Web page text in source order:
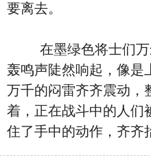
要离去。
在墨绿色将士们万
轰鸣声陡然响起，像是
万千的闷雷齐齐震动，
着，正在战斗中的人们
住了手中的动作，齐齐